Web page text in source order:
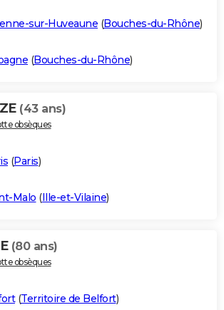
sur-Huveaune (Bouches-du-Rhône)
(Bouches-du-Rhône)
(43 ans)
obsèques
(Paris)
Malo (Ille-et-Vilaine)
(80 ans)
obsèques
(Territoire de Belfort)